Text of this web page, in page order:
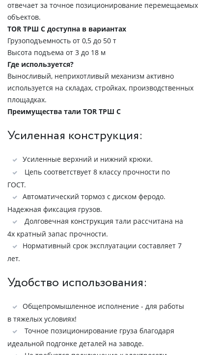
отвечает за точное позиционирование перемещаемых
объектов.
TOR ТРШ С доступна в вариантах
Грузоподъемность от 0,5 до 50 т
Высота подъема от 3 до 18 м
Где используется?
Выносливый, неприхотливый механизм активно
используется на складах, стройках, производственных
площадках.
Преимущества тали TOR ТРШ C
Усиленная конструкция:
Усиленные верхний и нижний крюки.
Цепь соответствует 8 классу прочности по
ГОСТ.
Автоматический тормоз с диском феродо.
Надежная фиксация грузов.
Долговечная конструкция тали рассчитана на
4х кратный запас прочности.
Нормативный срок эксплуатации составляет 7
лет.
Удобство использования:
Общепромышленное исполнение - для работы
в тяжелых условиях!
Точное позиционирование груза благодаря
идеальной подгонке деталей на заводе.